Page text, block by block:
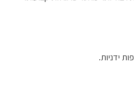
ידניות.